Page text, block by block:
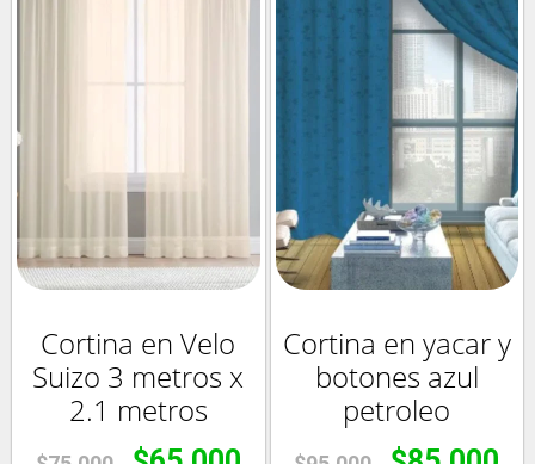
Cortina en Velo
Suizo 3 metros x
2.1 metros
Cortina en yacar y
botones azul
petroleo